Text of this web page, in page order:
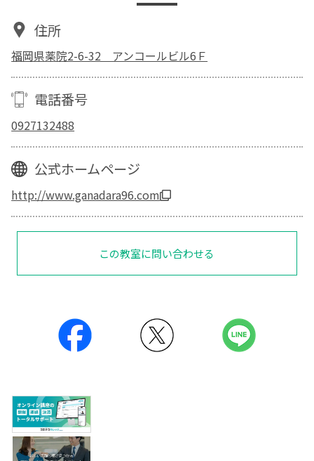
住所
福岡県薬院2-6-32 アンコールビル6Ｆ
電話番号
0927132488
公式ホームページ
http://www.ganadara96.com
この教室に問い合わせる